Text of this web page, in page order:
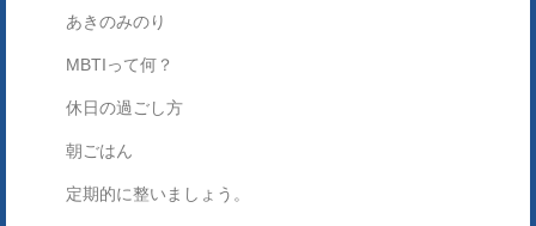
あきのみのり
MBTIって何？
休日の過ごし方
朝ごはん
定期的に整いましょう。